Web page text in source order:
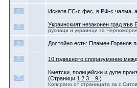
Искате ЕС-с фес, в РФ-с чалма,
Украинският незаконен град
руснаци и украинци за
Достойно есть: Пламен Горанов
10 годишното споразумение
Кметски, полицейски и дупе
(Страници 123 ...9)
Копирано от страницата за